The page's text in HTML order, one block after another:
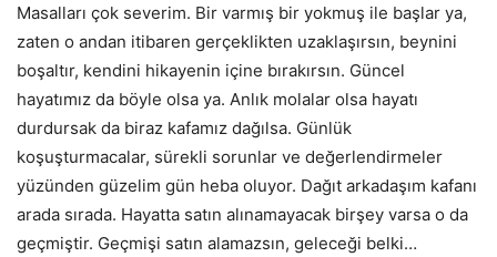
Masalları çok severim. Bir varmış bir yokmuş ile başlar ya,
zaten o andan itibaren gerçeklikten uzaklaşırsın, beynini
boşaltır, kendini hikayenin içine bırakırsın. Güncel
hayatımız da böyle olsa ya. Anlık molalar olsa hayatı
durdursak da biraz kafamız dağılsa. Günlük
koşuşturmacalar, sürekli sorunlar ve değerlendirmeler
yüzünden güzelim gün heba oluyor. Dağıt arkadaşım kafanı
arada sırada. Hayatta satın alınamayacak birşey varsa o da
geçmiştir. Geçmişi satın alamazsın, geleceği belki…